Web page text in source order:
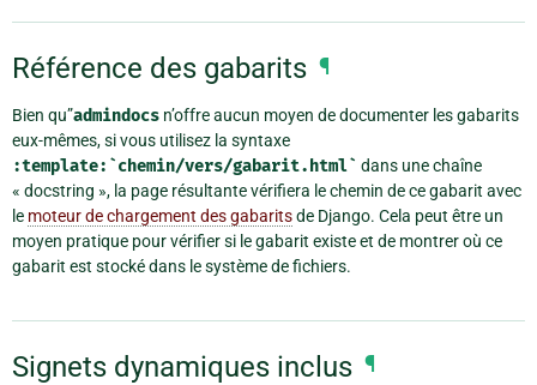
Référence des gabarits ¶
Bien qu”admindocs n’offre aucun moyen de documenter les gabarits
eux-mêmes, si vous utilisez la syntaxe
:template:`chemin/vers/gabarit.html` dans une chaîne
« docstring », la page résultante vérifiera le chemin de ce gabarit avec
le moteur de chargement des gabaritsde Django. Cela peut être un
moyen pratique pour vérifier si le gabarit existe et de montrer où ce
gabarit est stocké dans le système de fichiers.
Signets dynamiques inclus ¶